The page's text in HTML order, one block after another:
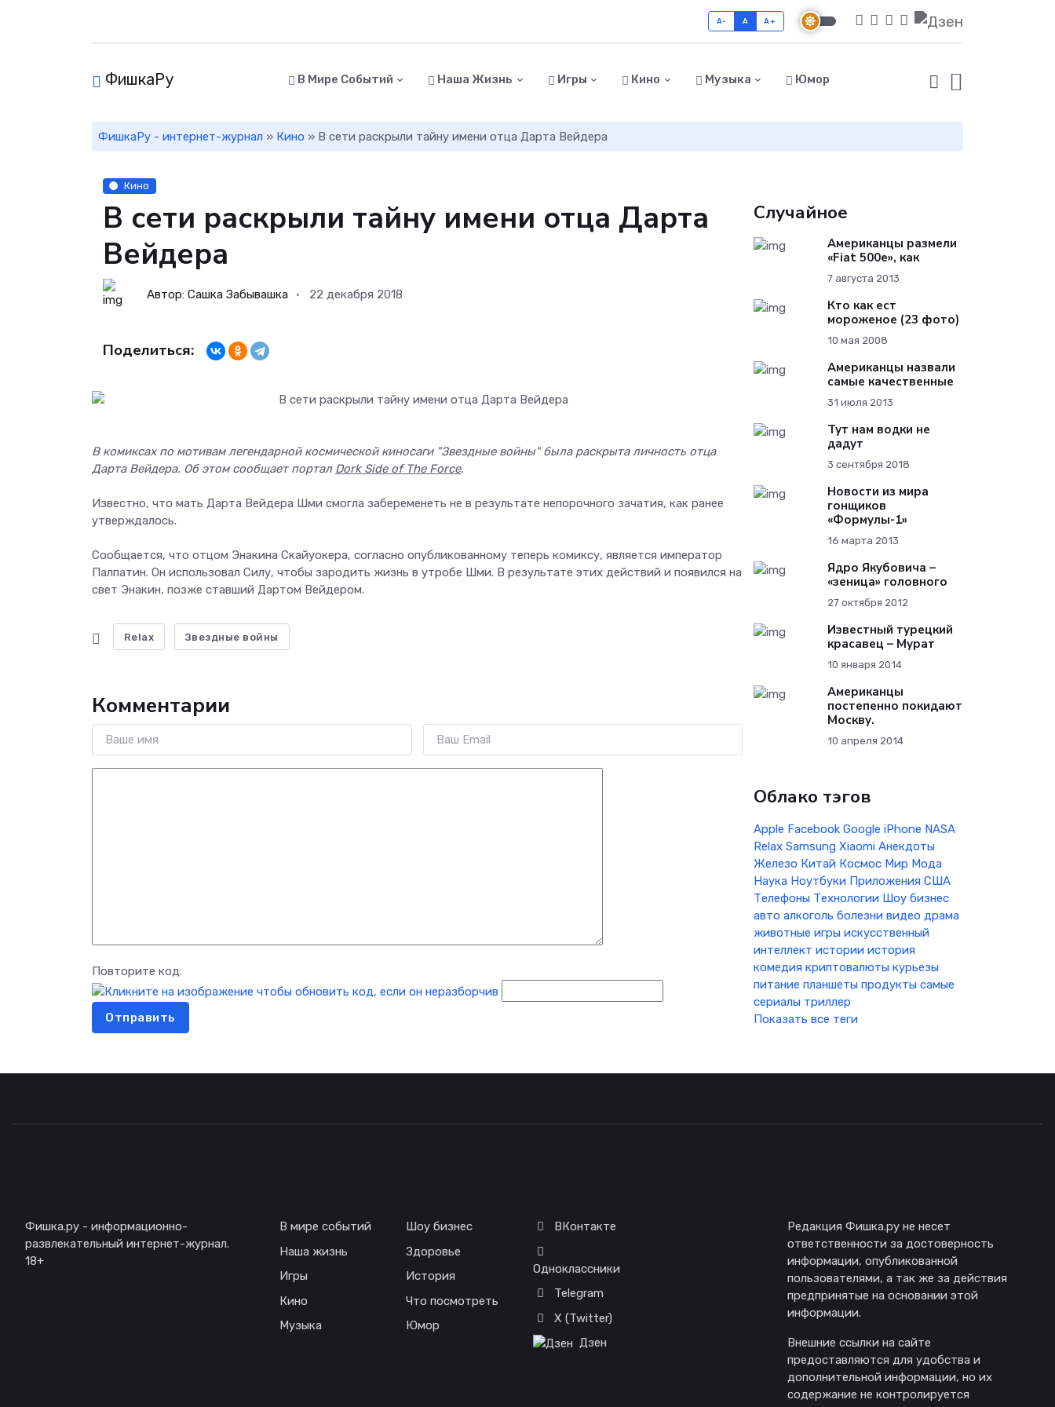
A- A A+
ФишкаРу В Мире Событий Наша Жизнь Игры Кино Музыка Юмор
ФишкаРу - интернет-журнал » Кино » В сети раскрыли тайну имени отца Дарта Вейдера
Кино
В сети раскрыли тайну имени отца Дарта
Вейдера
Автор: Сашка Забывашка 22 декабря 2018
Поделиться:
В комиксах по мотивам легендарной космической киносаги "Звездные войны" была раскрыта личность отца
Дарта Вейдера. Об этом сообщает портал Dork Side of The Force.
Известно, что мать Дарта Вейдера Шми смогла забеременеть не в результате непорочного зачатия, как ранее
утверждалось.
Сообщается, что отцом Энакина Скайуокера, согласно опубликованному теперь комиксу, является император
Палпатин. Он использовал Силу, чтобы зародить жизнь в утробе Шми. В результате этих действий и появился на
свет Энакин, позже ставший Дартом Вейдером.
Relax Звездные войны
Комментарии
Повторите код:
Отправить
Случайное
Американцы размели
«Fiat 500e», как
7 августа 2013
Кто как ест
мороженое (23 фото)
10 мая 2008
Американцы назвали
самые качественные
31 июля 2013
Тут нам водки не
дадут
3 сентября 2018
Новости из мира
гонщиков
«Формулы-1»
16 марта 2013
Ядро Якубовича –
«зеница» головного
27 октября 2012
Известный турецкий
красавец – Мурат
10 января 2014
Американцы
постепенно покидают
Москву.
10 апреля 2014
Облако тэгов
Apple Facebook Google iPhone NASA
Relax Samsung Xiaomi Анекдоты
Железо Китай Космос Мир Мода
Наука Ноутбуки Приложения США
Телефоны Технологии Шоу бизнес
авто алкоголь болезни видео драма
животные игры искусственный
интеллект истории история
комедия криптовалюты курьезы
питание планшеты продукты самые
сериалы триллер
Показать все теги
Фишка.ру - информационно-
развлекательный интернет-журнал.
18+
В мире событий
Наша жизнь
Игры
Кино
Музыка
Шоу бизнес
Здоровье
История
Что посмотреть
Юмор
ВКонтакте
Одноклассники
Telegram
X (Twitter)
Дзен
Редакция Фишка.ру не несет
ответственности за достоверность
информации, опубликованной
пользователями, а так же за действия
предпринятые на основании этой
информации.
Внешние ссылки на сайте
предоставляются для удобства и
дополнительной информации, но их
содержание не контролируется